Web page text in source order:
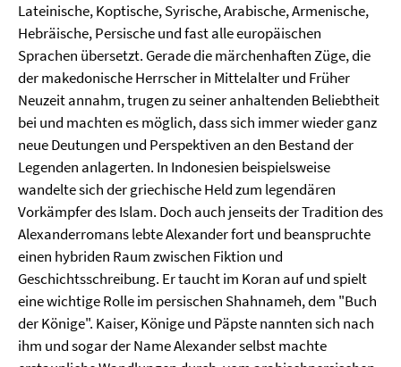
Lateinische, Koptische, Syrische, Arabische, Armenische,
Hebräische, Persische und fast alle europäischen
Sprachen übersetzt. Gerade die märchenhaften Züge, die
der makedonische Herrscher in Mittelalter und Früher
Neuzeit annahm, trugen zu seiner anhaltenden Beliebtheit
bei und machten es möglich, dass sich immer wieder ganz
neue Deutungen und Perspektiven an den Bestand der
Legenden anlagerten. In Indonesien beispielsweise
wandelte sich der griechische Held zum legendären
Vorkämpfer des Islam. Doch auch jenseits der Tradition des
Alexanderromans lebte Alexander fort und beanspruchte
einen hybriden Raum zwischen Fiktion und
Geschichtsschreibung. Er taucht im Koran auf und spielt
eine wichtige Rolle im persischen Shahnameh, dem "Buch
der Könige". Kaiser, Könige und Päpste nannten sich nach
ihm und sogar der Name Alexander selbst machte